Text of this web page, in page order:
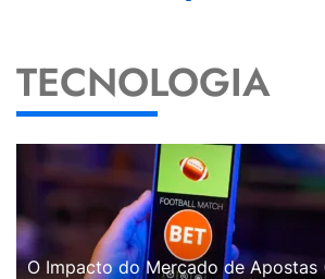
TECNOLOGIA
O Impacto do Mercado de Apostas